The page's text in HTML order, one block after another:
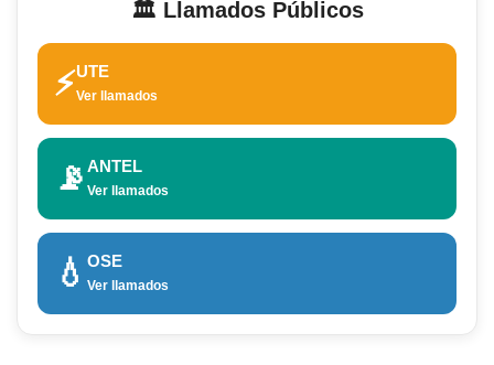
🏛️ Llamados Públicos
⚡UTE
Ver llamados
📡 ANTEL
Ver llamados
💧 OSE
Ver llamados